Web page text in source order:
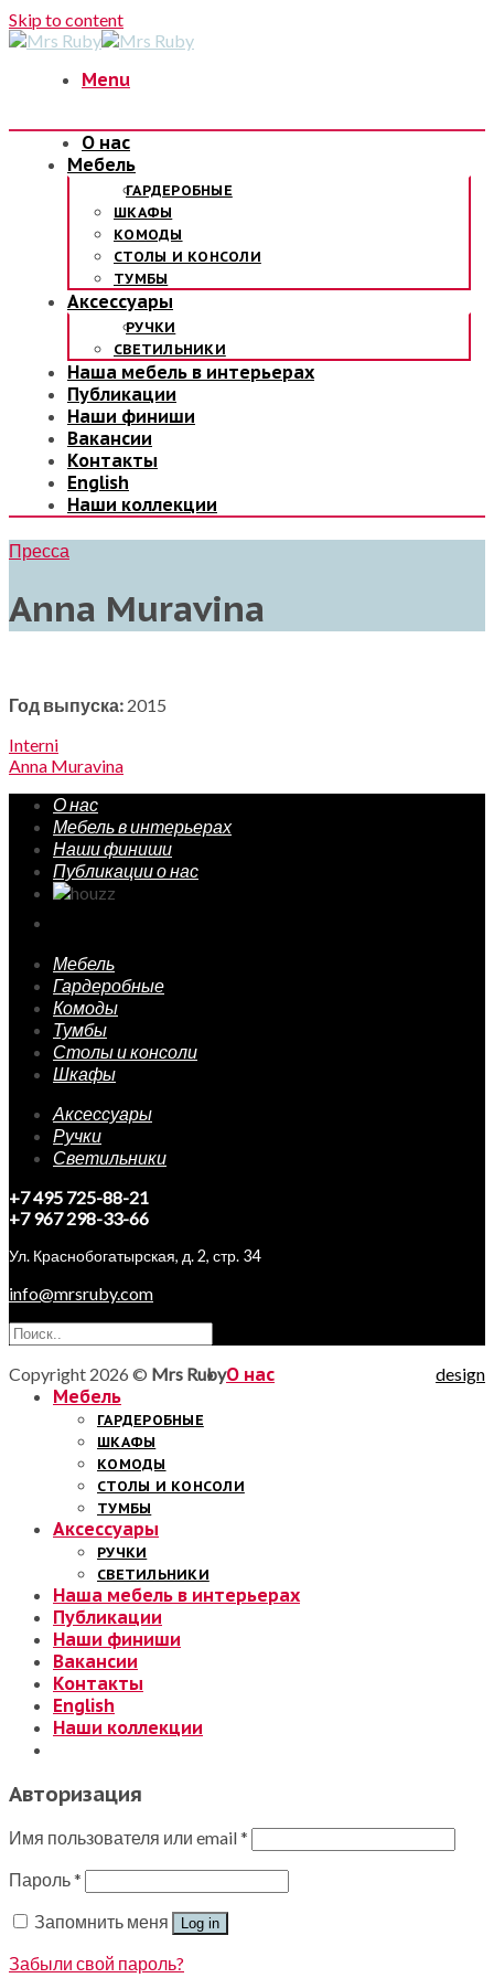
Skip to content
Menu
О нас
Мебель
ГАРДЕРОБНЫЕ
ШКАФЫ
КОМОДЫ
СТОЛЫ И КОНСОЛИ
ТУМБЫ
Аксессуары
РУЧКИ
СВЕТИЛЬНИКИ
Наша мебель в интерьерах
Публикации
Наши финиши
Вакансии
Контакты
English
Наши коллекции
Пресса
Anna Muravina
Год выпуска: 2015
Interni
Anna Muravina
О нас
Мебель в интерьерах
Наши финиши
Публикации о нас
Мебель
Гардеробные
Комоды
Тумбы
Столы и консоли
Шкафы
Аксессуары
Ручки
Светильники
+7 495 725-88-21
+7 967 298-33-66
Ул. Краснобогатырская, д. 2, стр. 34
info@mrsruby.com
design
Copyright 2026 © Mrs RubyО нас
Мебель
ГАРДЕРОБНЫЕ
ШКАФЫ
КОМОДЫ
СТОЛЫ И КОНСОЛИ
ТУМБЫ
Аксессуары
РУЧКИ
СВЕТИЛЬНИКИ
Наша мебель в интерьерах
Публикации
Наши финиши
Вакансии
Контакты
English
Наши коллекции
Авторизация
Имя пользователя или email*
Пароль*
Запомнить меня
Log in
Забыли свой пароль?